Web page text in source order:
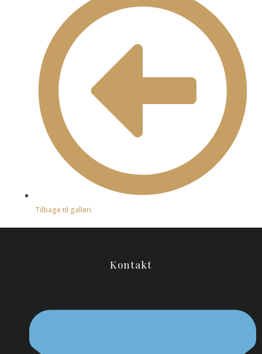
Tilbage til galleri
Kontakt